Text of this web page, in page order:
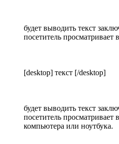
будет выводить текст
посетитель просматривает
[desktop] текст [/desktop]
будет выводить текст
посетитель просматривает
компьютера или ноутбука.